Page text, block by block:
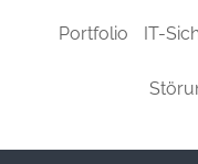
Portfolio IT-